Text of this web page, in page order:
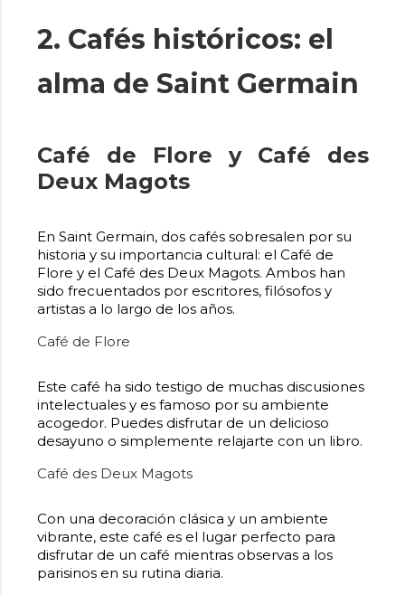
2. Cafés históricos: el
alma de Saint Germain
Café de Flore y Café des
Deux Magots
En Saint Germain, dos cafés sobresalen por su
historia y su importancia cultural: el Café de
Flore y el Café des Deux Magots. Ambos han
sido frecuentados por escritores, filósofos y
artistas a lo largo de los años.
Café de Flore
Este café ha sido testigo de muchas discusiones
intelectuales y es famoso por su ambiente
acogedor. Puedes disfrutar de un delicioso
desayuno o simplemente relajarte con un libro.
Café des Deux Magots
Con una decoración clásica y un ambiente
vibrante, este café es el lugar perfecto para
disfrutar de un café mientras observas a los
parisinos en su rutina diaria.